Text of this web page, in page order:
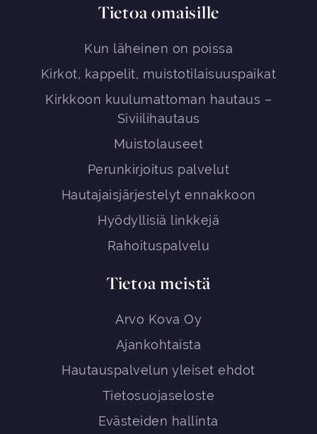
Tietoa omaisille
Kun läheinen on poissa
Kirkot, kappelit, muistotilaisuuspaikat
Kirkkoon kuulumattoman hautaus –
Siviilihautaus
Muistolauseet
Perunkirjoitus palvelut
Hautajaisjärjestelyt ennakkoon
Hyödyllisiä linkkejä
Rahoituspalvelu
Tietoa meistä
Arvo Kova Oy
Ajankohtaista
Hautauspalvelun yleiset ehdot
Tietosuojaseloste
Evästeiden hallinta